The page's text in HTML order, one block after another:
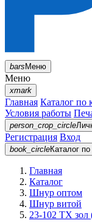
barsМеню
Меню
xmark
Главная Каталог по
Условия работы
person_crop_circle
Регистрация Вход
book_circleКаталог по
Главная
Каталог
Шнур оптом
Шнур витой
23-102 TX зол